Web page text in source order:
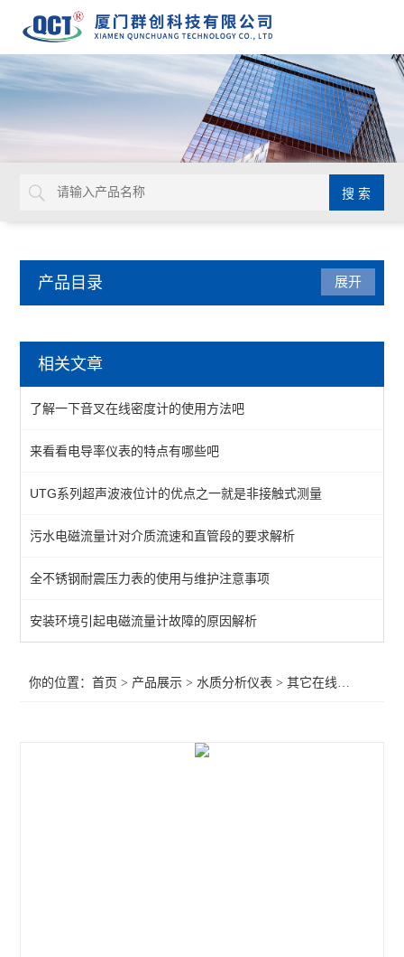
产品目录
密度计
其它在线水质仪表
溶解氧仪表
电导率仪表
PH（ORP）仪表
查看全部 >>
展开
相关文章
了解一下音叉在线密度计的使用方法吧
来看看电导率仪表的特点有哪些吧
UTG系列超声波液位计的优点之一就是非接触式测量
污水电磁流量计对介质流速和直管段的要求解析
全不锈钢耐震压力表的使用与维护注意事项
安装环境引起电磁流量计故障的原因解析
你的位置：首页 > 产品展示 >水质分析仪表 >其它在线水质仪表